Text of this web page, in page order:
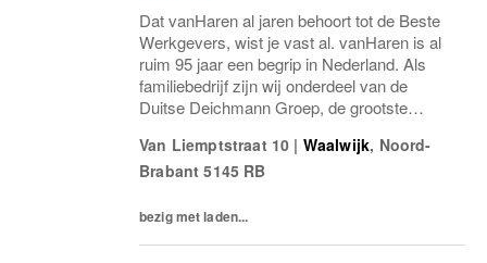
Dat vanHaren al jaren behoort tot de Beste
Werkgevers, wist je vast al. vanHaren is al
ruim 95 jaar een begrip in Nederland. Als
familiebedrijf zijn wij onderdeel van de
Duitse Deichmann Groep, de grootste
binnen vanHaren zorgen voor ons succes.
Stap jij...
Van Liemptstraat 10 | Waalwijk, Noord-
Brabant 5145 RB
bezig met laden...